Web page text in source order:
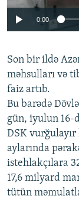
Auto
0:00
Son bir ildə
məhsulları və
faiz artıb.
Bu barədə
gün, iyulun 16-
DSK
aylarında
istehlakçılara
17,6 milyard
tütün